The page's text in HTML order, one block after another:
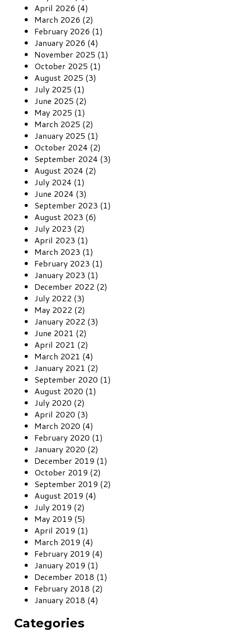
April 2026 (4)
March 2026 (2)
February 2026 (1)
January 2026 (4)
November 2025 (1)
October 2025 (1)
August 2025 (3)
July 2025 (1)
June 2025 (2)
May 2025 (1)
March 2025 (2)
January 2025 (1)
October 2024 (2)
September 2024 (3)
August 2024 (2)
July 2024 (1)
June 2024 (3)
September 2023 (1)
August 2023 (6)
July 2023 (2)
April 2023 (1)
March 2023 (1)
February 2023 (1)
January 2023 (1)
December 2022 (2)
July 2022 (3)
May 2022 (2)
January 2022 (3)
June 2021 (2)
April 2021 (2)
March 2021 (4)
January 2021 (2)
September 2020 (1)
August 2020 (1)
July 2020 (2)
April 2020 (3)
March 2020 (4)
February 2020 (1)
January 2020 (2)
December 2019 (1)
October 2019 (2)
September 2019 (2)
August 2019 (4)
July 2019 (2)
May 2019 (5)
April 2019 (1)
March 2019 (4)
February 2019 (4)
January 2019 (1)
December 2018 (1)
February 2018 (2)
January 2018 (4)
Categories